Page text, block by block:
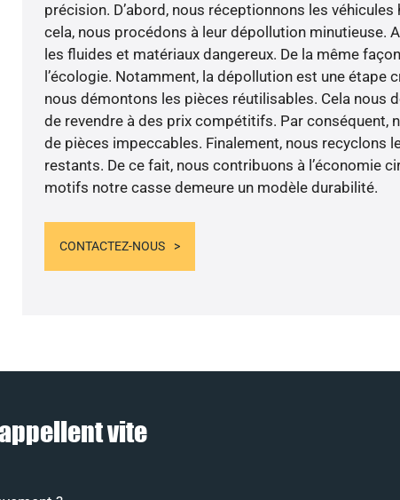
précision. D’abord, nous réceptionnons les véhicules
cela, nous procédons à leur dépollution minutieuse.
les fluides et matériaux dangereux. De la même
l’écologie. Notamment, la dépollution est une étape
nous démontons les pièces réutilisables. Cela nous
de revendre à des prix compétitifs. Par conséquent,
de pièces impeccables. Finalement, nous recyclons
restants. De ce fait, nous contribuons à l’économie
motifs notre casse demeure un modèle durabilité.
CONTACTEZ-NOUS
vite